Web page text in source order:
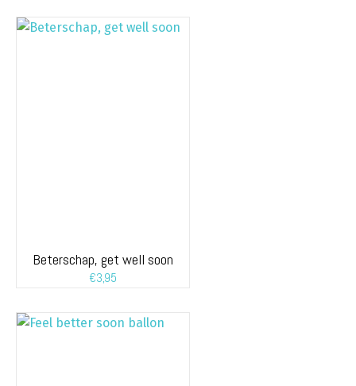
Beterschap, get well soon
€3,95